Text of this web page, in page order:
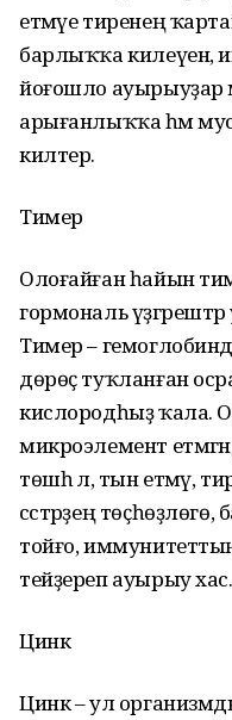
етмәүе тиренең
барлыҡҡа килеүенә,
йоғошло ауырыуҙар
арығанлыҡҡа һәм
килтерә.
Тимер
Олоғайған һайын
гормональ үҙгәрештәр
Тимер –
дөрөҫ туҡланған
кислородһыҙ ҡала.
микроэлемент
төшһә лә, тын етмәү,
сәстәрҙең
тойғо,
тейҙереп ауырыу хас.
Цинк
Цинк – ул